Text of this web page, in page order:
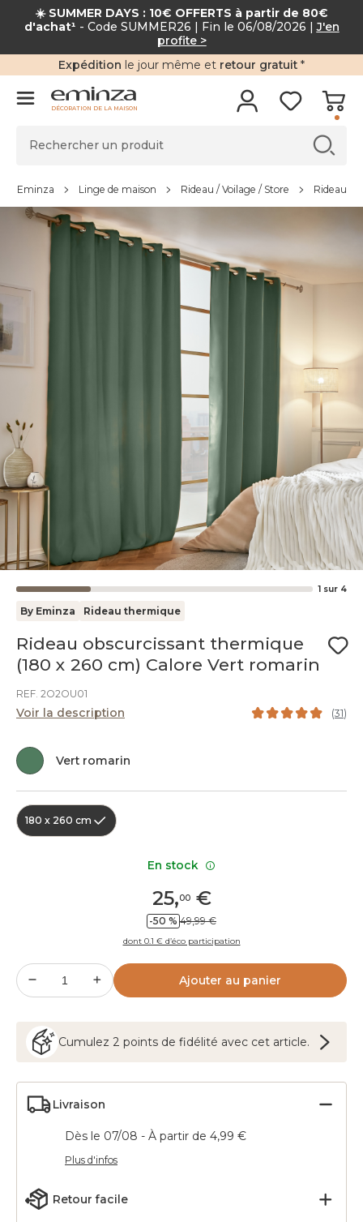
☀️ SUMMER DAYS : 10€ OFFERTS à partir de 80€
d'achat¹ - Code SUMMER26 | Fin le 06/08/2026 |J'en
profite >
Expédition le jour même et retour gratuit *
DÉCORATION DE LA MAISON
Eminza Linge de maison Rideau / Voilage / Store Rideau
1 sur 4
By Eminza Rideau thermique
Rideau obscurcissant thermique
(180 x 260 cm) Calore Vert romarin
REF. 2O2OU01
Voir la description (31)
Vert romarin
180 x 260 cm
25,00€
-50 % 49,99 €
dont 0.1 € d’éco participation
Ajouter au panier
Cumulez 2 points de fidélité avec cet article.
Livraison
Dès le 07/08 - À partir de 4,99 €
Plus d'infos
Retour facile